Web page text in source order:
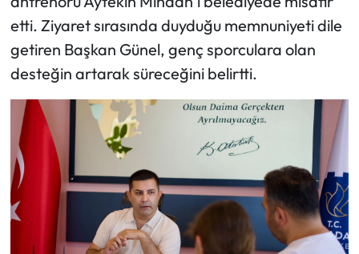
etti. Ziyaret sırasında duyduğu memnuniyeti dile
getiren Başkan Günel, genç sporculara olan
desteğin artarak süreceğini belirtti.